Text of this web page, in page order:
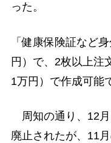
った。
「健康保険証など
円）で、2枚以上注
1万円）で作成可能
周知の通り、12
廃止されたが、11